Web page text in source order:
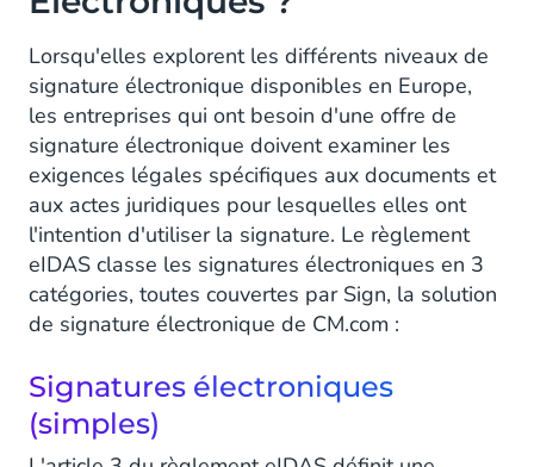
Lorsqu'elles explorent les différents niveaux de
signature électronique disponibles en Europe,
les entreprises qui ont besoin d'une offre de
signature électronique doivent examiner les
exigences légales spécifiques aux documents et
aux actes juridiques pour lesquelles elles ont
l'intention d'utiliser la signature. Le règlement
eIDAS classe les signatures électroniques en 3
catégories, toutes couvertes par Sign, la solution
de signature électronique de CM.com :
Signatures électroniques
(simples)